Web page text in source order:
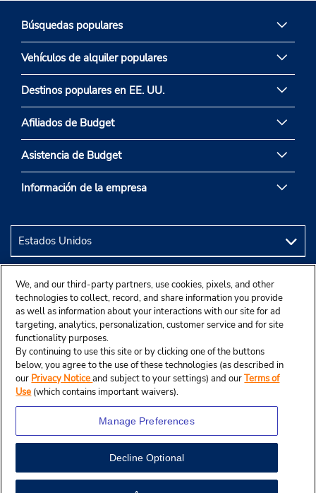
Búsquedas populares
Vehículos de alquiler populares
Destinos populares en EE. UU.
Afiliados de Budget
Asistencia de Budget
Información de la empresa
© 2024 Budget Rent A Car System, Inc.
We, and our third-party partners, use cookies, pixels, and other
technologies to collect, record, and share information you provide
as well as information about your interactions with our site for ad
targeting, analytics, personalization, customer service and for site
functionality purposes.
By continuing to use this site or by clicking one of the buttons
below, you agree to the use of these technologies (as described in
our Privacy Noticeand subject to your settings) and ourTerms of
Use (which contains important waivers).
Manage Preferences
Decline Optional